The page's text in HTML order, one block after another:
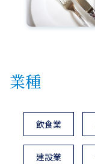
業種
飲食業
建設業